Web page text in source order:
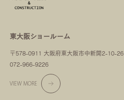
東大阪ショールーム
〒578-0911 大阪府東大阪市中新開2-10-26
072-966-9226
VIEW MORE